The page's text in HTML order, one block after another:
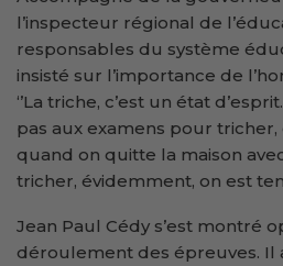
l’inspecteur régional de
responsables du système
insisté sur l’importance de
‘’La triche, c’est un état
pas aux examens pour tricher,
quand on quitte la maison
tricher, évidemment, on est
Jean Paul Cédy s’est montré
déroulement des épreuves. Il